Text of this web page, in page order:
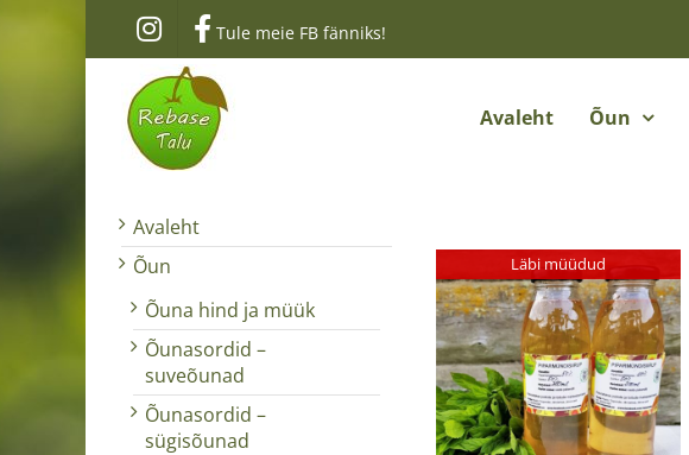
Tule meie FB fänniks!
Avaleht Õun
Läbi müüdud
Avaleht
Õun
Õuna hind ja müük
Õunasordid –
suveõunad
Õunasordid –
sügisõunad